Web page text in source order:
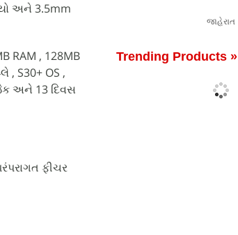
અને 3.5mm
RAM , 128MB
, S30+ OS ,
અને 13 દિવસ
ફીચર
જાહેરાત
Trending Products »